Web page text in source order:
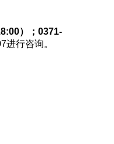
）；0371-
行咨询。